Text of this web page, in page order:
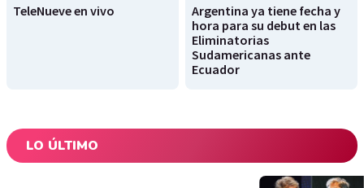
TeleNueve en vivo
Argentina ya tiene fecha y
hora para su debut en las
Eliminatorias
Sudamericanas ante
Ecuador
LO ÚLTIMO